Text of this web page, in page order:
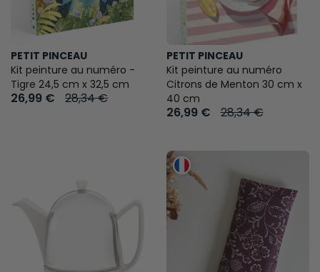
PETIT PINCEAU
Kit peinture au numéro -
Tigre 24,5 cm x 32,5 cm
26,99 € 28,34 €
PETIT PINCEAU
Kit peinture au numéro
Citrons de Menton 30 cm x
40 cm
26,99 € 28,34 €